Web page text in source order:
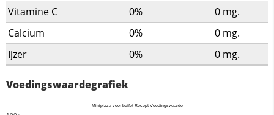
Vitamine C
0% 0 mg.
Calcium
0% 0 mg.
Ijzer
0% 0 mg.
Voedingswaardegrafiek